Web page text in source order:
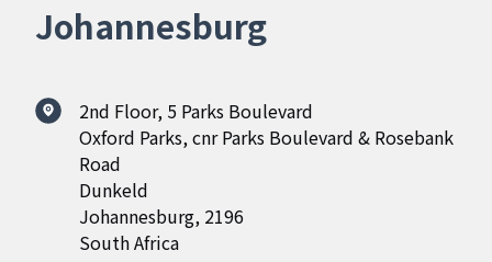
Johannesburg
2nd Floor, 5 Parks Boulevard
Oxford Parks, cnr Parks Boulevard & Rosebank
Road
Dunkeld
Johannesburg, 2196
South Africa